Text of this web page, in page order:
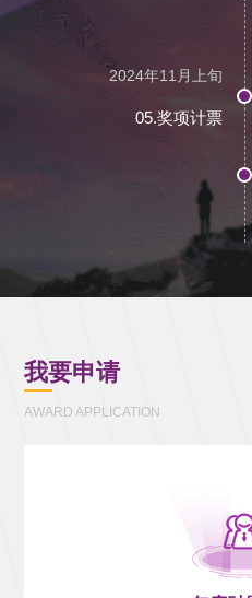
2024年11月上旬
05.奖项计票
我要申请
AWARD APPLICATION